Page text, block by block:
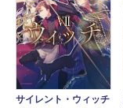
サイレント・ウィッチ